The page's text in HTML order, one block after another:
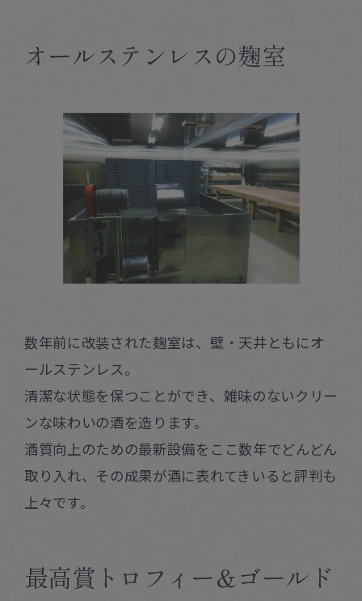
オールステンレスの麹室
数年前に改装された麹室は、壁・天井ともにオ
ールステンレス。
清潔な状態を保つことができ、雑味のないクリー
ンな味わいの酒を造ります。
酒質向上のための最新設備をここ数年でどんどん
取り入れ、その成果が酒に表れてきいると評判も
上々です。
最高賞トロフィー＆ゴールド